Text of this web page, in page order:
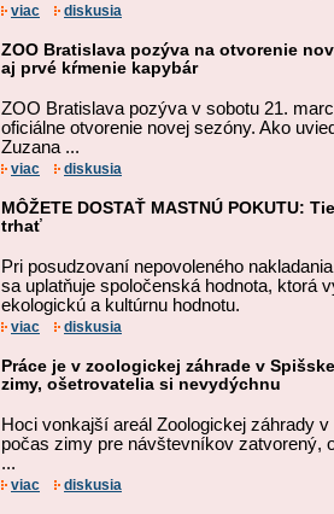
viac diskusia
ZOO Bratislava pozýva na otvorenie
aj prvé kŕmenie kapybár
ZOO Bratislava pozýva v sobotu 21.
oficiálne otvorenie novej sezóny. Ako
Zuzana ...
viac diskusia
MÔŽETE DOSTAŤ MASTNÚ POKUTU:
trhať
Pri posudzovaní nepovoleného
sa uplatňuje spoločenská hodnota, ktorá
ekologickú a kultúrnu hodnotu.
viac diskusia
Práce je v zoologickej záhrade v
zimy, ošetrovatelia si nevydýchnu
Hoci vonkajší areál Zoologickej záhrady
počas zimy pre návštevníkov zatvorený,
...
viac diskusia